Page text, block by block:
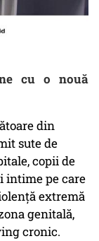
cu o nouă
din
sute de
copii de
intime pe care
extremă
genitală,
cronic.